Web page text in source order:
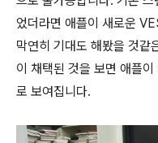
었더라면 애플이 새로운
막연히 기대도 해봤을 것같
이 채택된 것을 보면 애플
로 보여집니다.